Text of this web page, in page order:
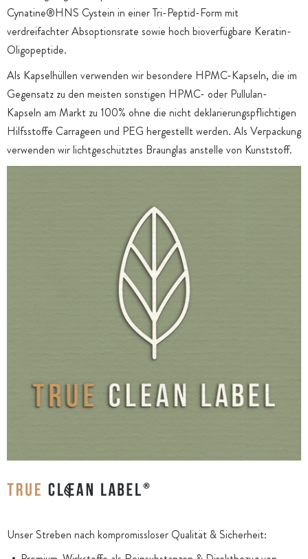
Cynatine®️HNS Cystein in einer Tri-Peptid-Form mit
verdreifachter Absoptionsrate sowie hoch bioverfügbare Keratin-
Oligopeptide.
Als Kapselhüllen verwenden wir besondere HPMC-Kapseln, die im
Gegensatz zu den meisten sonstigen HPMC- oder Pullulan-
Kapseln am Markt zu 100% ohne die nicht deklarierungspflichtigen
Hilfsstoffe Carrageen und PEG hergestellt werden. Als Verpackung
verwenden wir lichtgeschütztes Braunglas anstelle von Kunststoff.
Unser Streben nach kompromissloser Qualität & Sicherheit: